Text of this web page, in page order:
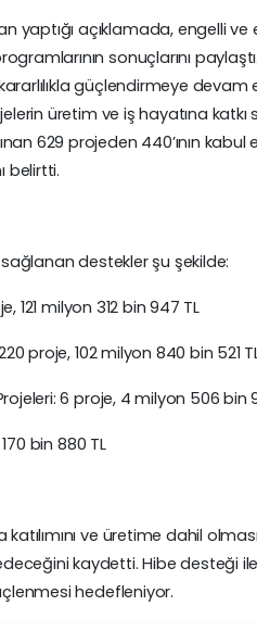
yaptığı açıklamada, engelli
sonuçlarını
güçlendirmeye devam
üretim ve iş hayatına
629 projeden 440’ının
belirtti.
sağlanan destekler şu şekilde:
121 milyon 312 bin 947 TL
proje, 102 milyon 840 bin 521
6 proje, 4 milyon 506 bin
bin 880 TL
ve üretime dahil
kaydetti. Hibe desteği
hedefleniyor.